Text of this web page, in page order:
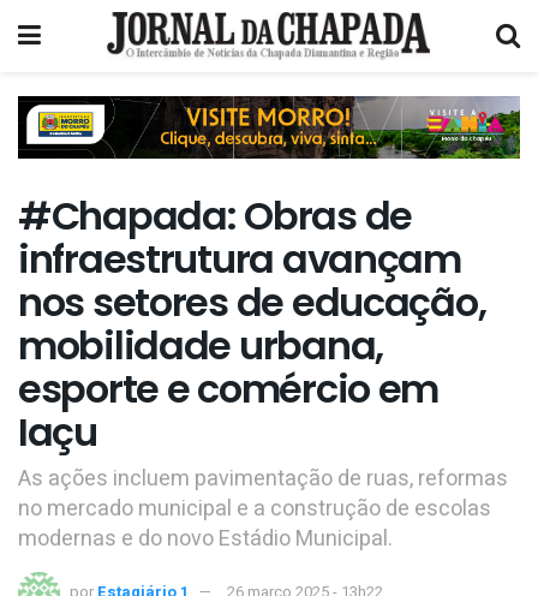
#Chapada: Obras de
infraestrutura avançam
nos setores de educação,
mobilidade urbana,
esporte e comércio em
Iaçu
As ações incluem pavimentação de ruas, reformas
no mercado municipal e a construção de escolas
modernas e do novo Estádio Municipal.